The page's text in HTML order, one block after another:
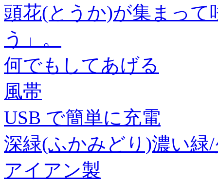
頭花(とうか)が集まって
う」。
何でもしてあげる
風帯
USB で簡単に充電
深緑(ふかみどり)濃い緑
アイアン製